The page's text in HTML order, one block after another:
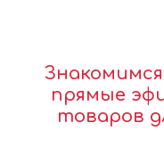
прямые
товаров